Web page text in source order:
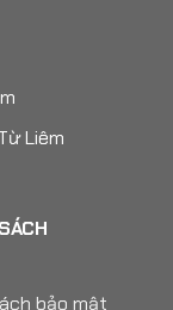
Liêm
bảo mật